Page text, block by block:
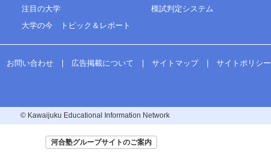
注目の大学
大学の今 トピック＆レポート
模試判定システム
お問い合わせ 広告掲載について サイトマップ サイトポリシー
© Kawaijuku Educational Information Network
河合塾グループサイトのご案内